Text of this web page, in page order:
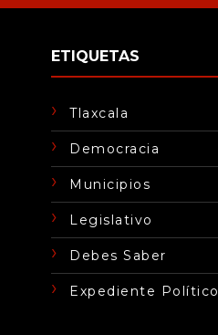
ETIQUETAS
Tlaxcala
Democracia
Municipios
Legislativo
Debes Saber
Expediente Político